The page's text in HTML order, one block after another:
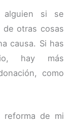
alguien si se
de otras cosas
causa. Si has
hay más
como
reforma de mi